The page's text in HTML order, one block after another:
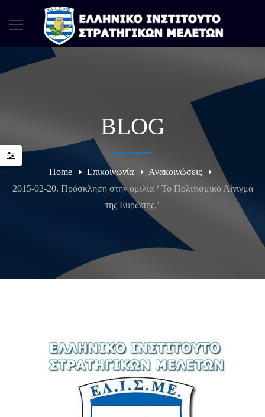
BLOG
Home Επικοινωνία
Ανακοινώσεις
2015-02-20. Πρόσκληση στην ομιλία ‘ Το Πολιτισμικό Αίνιγμα
της Ευρώπης.’